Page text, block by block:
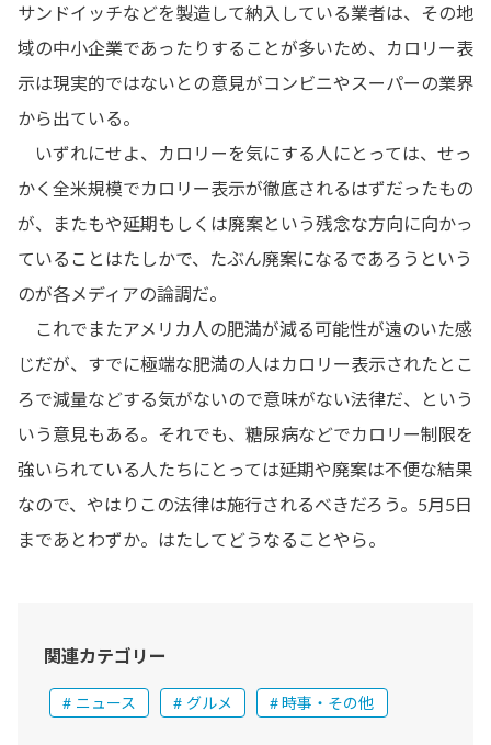
サンドイッチなどを製造して納入している業者は、その地
域の中小企業であったりすることが多いため、カロリー表
示は現実的ではないとの意見がコンビニやスーパーの業界
から出ている。
いずれにせよ、カロリーを気にする人にとっては、せっ
かく全米規模でカロリー表示が徹底されるはずだったもの
が、またもや延期もしくは廃案という残念な方向に向かっ
ていることはたしかで、たぶん廃案になるであろうという
のが各メディアの論調だ。
これでまたアメリカ人の肥満が減る可能性が遠のいた感
じだが、すでに極端な肥満の人はカロリー表示されたとこ
ろで減量などする気がないので意味がない法律だ、という
いう意見もある。それでも、糖尿病などでカロリー制限を
強いられている人たちにとっては延期や廃案は不便な結果
なので、やはりこの法律は施行されるべきだろう。5月5日
まであとわずか。はたしてどうなることやら。
関連カテゴリー
ニュース グルメ 時事・その他